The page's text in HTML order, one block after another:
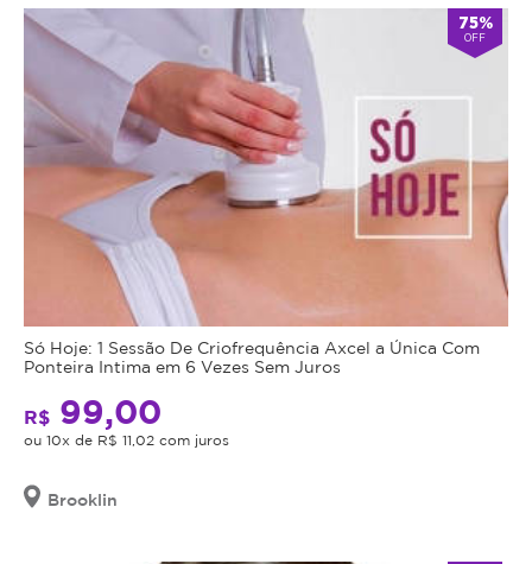
75%
OFF
Só Hoje: 1 Sessão De Criofrequência Axcel a Única Com
Ponteira Intima em 6 Vezes Sem Juros
R$ 99,00
ou 10x de R$ 11,02 com juros
Brooklin